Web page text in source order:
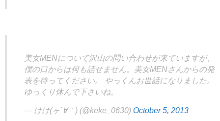
美女MENについて沢山の問い合わせが来ていますが、
僕の口からは何も話せません。美女MENさんからの発
表を待ってください。 やっくんお世話になりました。
ゆっくり休んで下さいね。
— けけ(ヶ´∀｀) (@keke_0630) October 5, 2013